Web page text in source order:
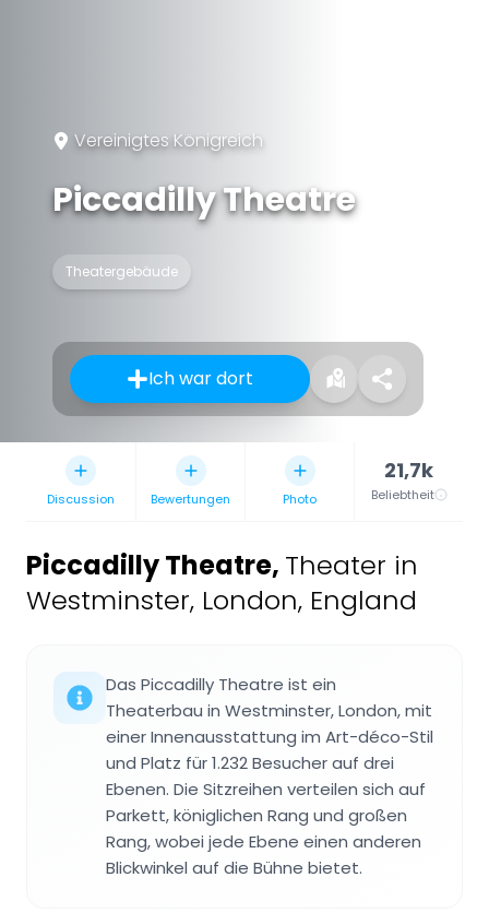
Vereinigtes Königreich
Piccadilly Theatre
Theatergebäude
Ich war dort
Discussion Bewertungen Photo
21,7k
Beliebtheit
Piccadilly Theatre, Theater in
Westminster, London, England
Das Piccadilly Theatre ist ein
Theaterbau in Westminster, London, mit
einer Innenausstattung im Art-déco-Stil
und Platz für 1.232 Besucher auf drei
Ebenen. Die Sitzreihen verteilen sich auf
Parkett, königlichen Rang und großen
Rang, wobei jede Ebene einen anderen
Blickwinkel auf die Bühne bietet.